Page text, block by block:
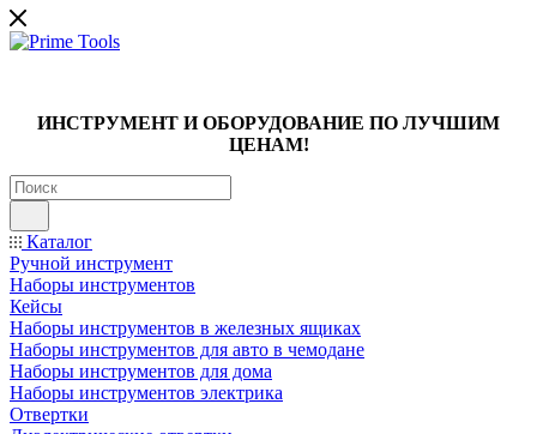
ИНСТРУМЕНТ И ОБОРУДОВАНИЕ ПО ЛУЧШИМ
ЦЕНАМ!
Каталог
Ручной инструмент
Наборы инструментов
Кейсы
Наборы инструментов в железных ящиках
Наборы инструментов для авто в чемодане
Наборы инструментов для дома
Наборы инструментов электрика
Отвертки